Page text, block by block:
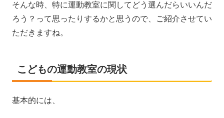
そんな時、特に運動教室に関してどう選んだらいいんだ
ろう？って思ったりするかと思うので、ご紹介させてい
ただきますね。
こどもの運動教室の現状
基本的には、